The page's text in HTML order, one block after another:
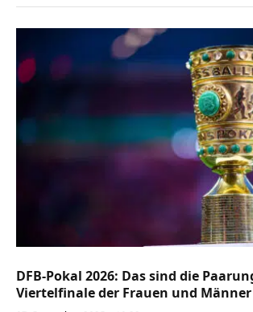
DFB-Pokal 2026: Das sind die
Viertelfinale der Frauen und Männer